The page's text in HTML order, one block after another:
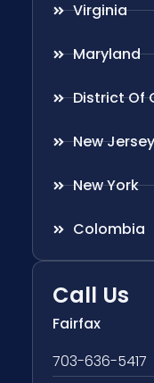
Virginia
Maryland
District Of
New Jersey
New York
Colombia
Call Us
Fairfax
703-636-5417